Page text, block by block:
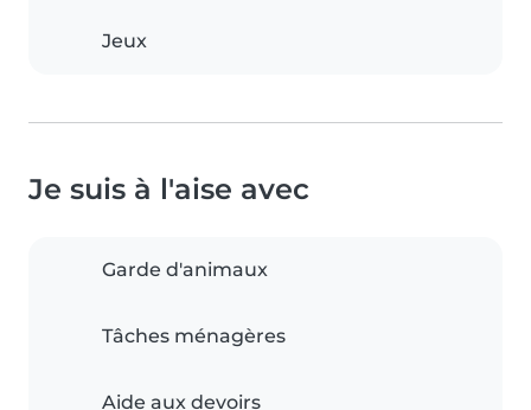
Jeux
Je suis à l'aise avec
Garde d'animaux
Tâches ménagères
Aide aux devoirs